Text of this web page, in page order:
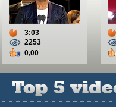
3:03
2253
0,00